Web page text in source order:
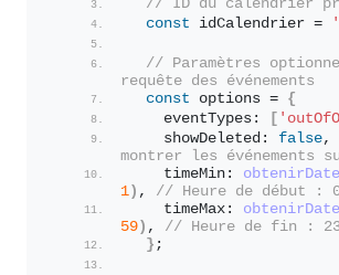
// ID du calendrier
const idCalendrier =
// Paramètres
requête des événements
const options = {
    eventTypes:
[
    showDeleted:
false,
montrer les événements
    timeMin:
1 ) , // Heure de début :
    timeMax:
59 ) , // Heure de fin :
} ;